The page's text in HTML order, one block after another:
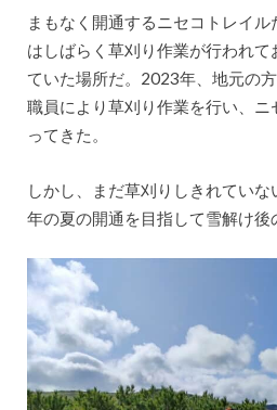
まもなく開通するニセコトレイ
はしばらく草刈り作業が行われて
ていた場所だ。2023年、地元の
職員により草刈り作業を行い、
ってきた。
しかし、まだ草刈りしきれてい
年の夏の開通を目指して雪解け後